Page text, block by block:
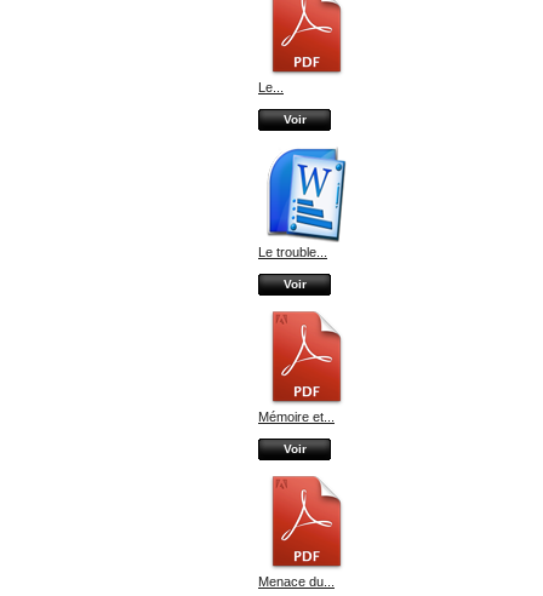
Le...
Voir
Le trouble...
Voir
Mémoire et...
Voir
Menace du...